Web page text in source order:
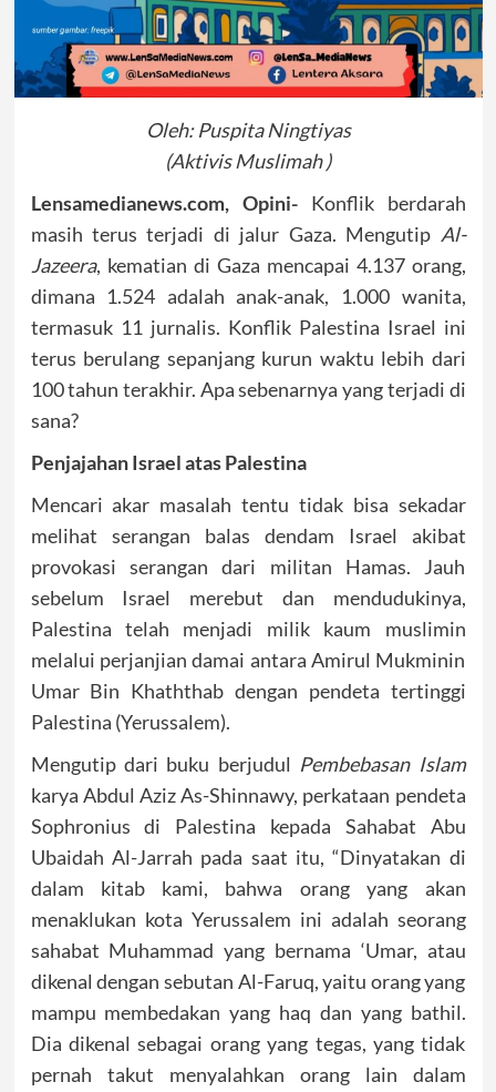
Oleh: Puspita Ningtiyas
(Aktivis Muslimah )
Lensamedianews.com, Opini-Konflik berdarah
masih terus terjadi di jalur Gaza. Mengutip Al-
Jazeera, kematian di Gaza mencapai 4.137 orang,
dimana 1.524 adalah anak-anak, 1.000 wanita,
termasuk 11 jurnalis. Konflik Palestina Israel ini
terus berulang sepanjang kurun waktu lebih dari
100 tahun terakhir. Apa sebenarnya yang terjadi di
sana?
Penjajahan Israel atas Palestina
Mencari akar masalah tentu tidak bisa sekadar
melihat serangan balas dendam Israel akibat
provokasi serangan dari militan Hamas. Jauh
sebelum Israel merebut dan mendudukinya,
Palestina telah menjadi milik kaum muslimin
melalui perjanjian damai antara Amirul Mukminin
Umar Bin Khaththab dengan pendeta tertinggi
Palestina (Yerussalem).
Mengutip dari buku berjudul Pembebasan Islam
karya Abdul Aziz As-Shinnawy, perkataan pendeta
Sophronius di Palestina kepada Sahabat Abu
Ubaidah Al-Jarrah pada saat itu, “Dinyatakan di
dalam kitab kami, bahwa orang yang akan
menaklukan kota Yerussalem ini adalah seorang
sahabat Muhammad yang bernama ‘Umar, atau
dikenal dengan sebutan Al-Faruq, yaitu orang yang
mampu membedakan yang haq dan yang bathil.
Dia dikenal sebagai orang yang tegas, yang tidak
pernah takut menyalahkan orang lain dalam